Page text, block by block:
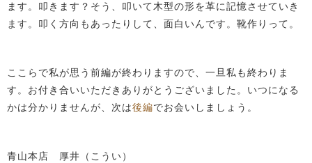
ます。叩きます？そう、叩いて木型の形を革に記憶させていき
ます。叩く方向もあったりして、面白いんです。靴作りって。
ここらで私が思う前編が終わりますので、一旦私も終わりま
す。お付き合いいただきありがとうございました。いつになる
かは分かりませんが、次は後編でお会いしましょう。
青山本店 厚井（こうい）